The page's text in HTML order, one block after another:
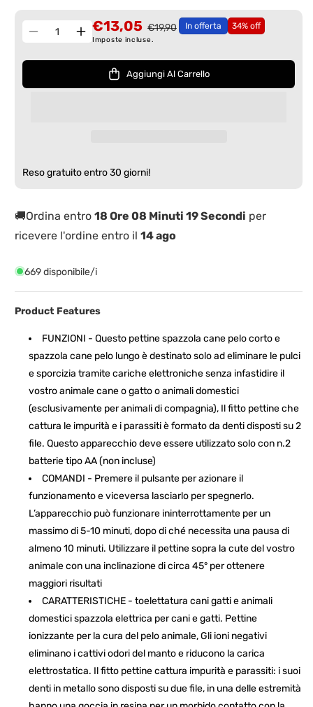
Diminuisci
e
Batteria
Quantità
Aumenta
Pettine
e
Batteria
€13,05 €19,90 In offerta 34% off
Imposte incluse.
Aggiungi Al Carrello
Reso gratuito entro 30 giorni!
🚚Ordina entro 18 Ore 08 Minuti 18 Secondi per
ricevere l'ordine entro il 14 ago
669 disponibile/i
Product Features
FUNZIONI - Questo pettine spazzola cane pelo corto e
spazzola cane pelo lungo è destinato solo ad eliminare le pulci
e sporcizia tramite cariche elettroniche senza infastidire il
vostro animale cane o gatto o animali domestici
(esclusivamente per animali di compagnia), Il fitto pettine che
cattura le impurità e i parassiti è formato da denti disposti su 2
file. Questo apparecchio deve essere utilizzato solo con n.2
batterie tipo AA (non incluse)
COMANDI - Premere il pulsante per azionare il
funzionamento e viceversa lasciarlo per spegnerlo.
L’apparecchio può funzionare ininterrottamente per un
massimo di 5-10 minuti, dopo di ché necessita una pausa di
almeno 10 minuti. Utilizzare il pettine sopra la cute del vostro
animale con una inclinazione di circa 45° per ottenere
maggiori risultati
CARATTERISTICHE - toelettatura cani gatti e animali
domestici spazzola elettrica per cani e gatti. Pettine
ionizzante per la cura del pelo animale, Gli ioni negativi
eliminano i cattivi odori del manto e riducono la carica
elettrostatica. Il fitto pettine cattura impurità e parassiti: i suoi
denti in metallo sono disposti su due file, in una delle estremità